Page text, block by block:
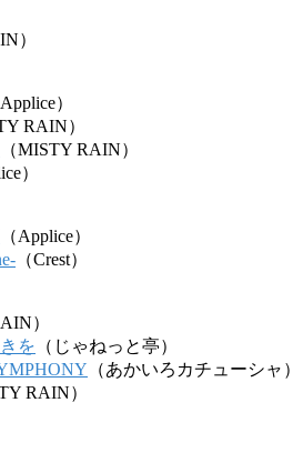
）
Applice）
RAIN）
（MISTY RAIN）
）
（Applice）
（Crest）
）
を （じゃねっと亭）
（あかいろカチューシャ）
RAIN）